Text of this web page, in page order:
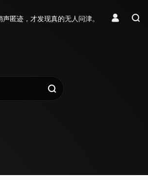
匿迹，才发现真的无人问津。